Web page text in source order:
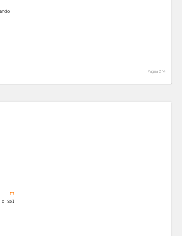
Página 2 /4
E7
o Sol